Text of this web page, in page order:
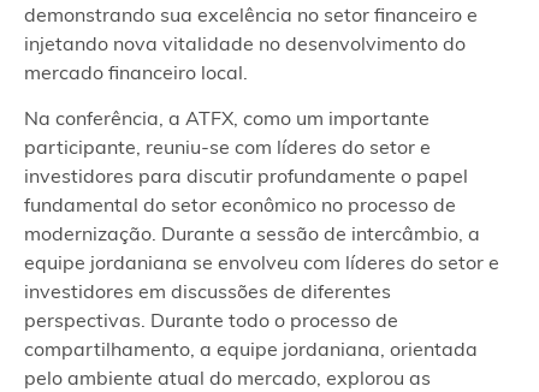
demonstrando sua excelência no setor financeiro e
injetando nova vitalidade no desenvolvimento do
mercado financeiro local.
Na conferência, a ATFX, como um importante
participante, reuniu-se com líderes do setor e
investidores para discutir profundamente o papel
fundamental do setor econômico no processo de
modernização. Durante a sessão de intercâmbio, a
equipe jordaniana se envolveu com líderes do setor e
investidores em discussões de diferentes
perspectivas. Durante todo o processo de
compartilhamento, a equipe jordaniana, orientada
pelo ambiente atual do mercado, explorou as